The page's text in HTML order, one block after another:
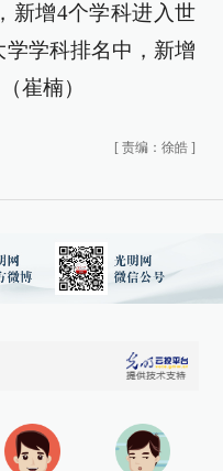
新增4个学科进入世
学学科排名中，新增
崔楠）
[ 责编：徐皓 ]